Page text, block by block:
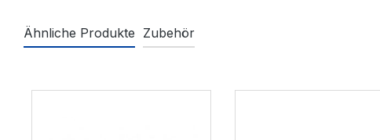
Ähnliche Produkte Zubehör